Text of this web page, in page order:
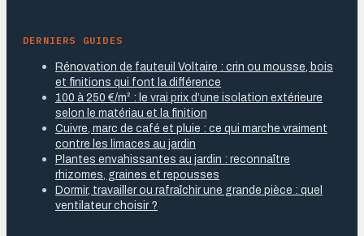
DERNIERS GUIDES
Rénovation de fauteuil Voltaire : crin ou mousse, bois
et finitions qui font la différence
100 à 250 €/m² : le vrai prix d’une isolation extérieure
selon le matériau et la finition
Cuivre, marc de café et pluie : ce qui marche vraiment
contre les limaces au jardin
Plantes envahissantes au jardin : reconnaître
rhizomes, graines et repousses
Dormir, travailler ou rafraîchir une grande pièce : quel
ventilateur choisir ?